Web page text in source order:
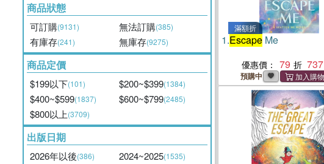
商品狀態
可訂購(9131) 無法訂購(385)
有庫存(241) 無庫存(9275)
商品定價
$199以下(101) $200~$399(1384)
$400~$599(1837) $600~$799(2485)
$800以上(3709)
出版日期
2026年以後(386) 2024~2025(1535)
滿額折
1.Escape Me
優惠價： 79 737
預購中